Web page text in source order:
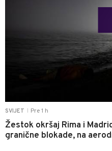
SVIJET Pre 1 h
Žestok okršaj Rima i
granične blokade, na